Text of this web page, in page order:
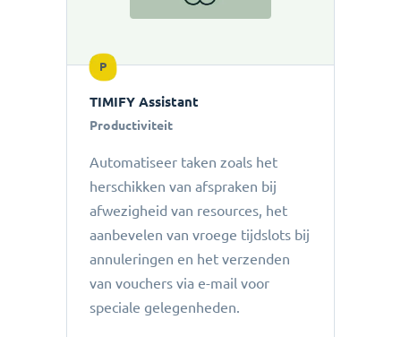
P
TIMIFY Assistant
Productiviteit
Automatiseer taken zoals het
herschikken van afspraken bij
afwezigheid van resources, het
aanbevelen van vroege tijdslots bij
annuleringen en het verzenden
van vouchers via e-mail voor
speciale gelegenheden.